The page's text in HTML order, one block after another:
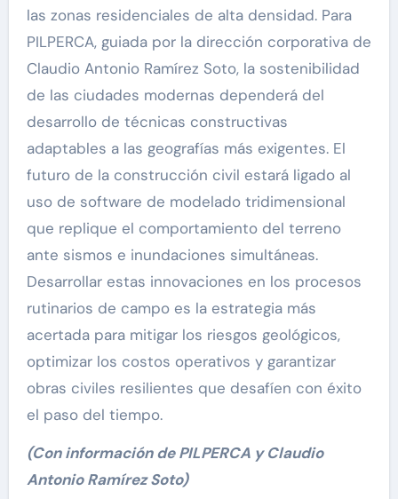
las zonas residenciales de alta densidad. Para
PILPERCA, guiada por la dirección corporativa de
Claudio Antonio Ramírez Soto, la sostenibilidad
de las ciudades modernas dependerá del
desarrollo de técnicas constructivas
adaptables a las geografías más exigentes. El
futuro de la construcción civil estará ligado al
uso de software de modelado tridimensional
que replique el comportamiento del terreno
ante sismos e inundaciones simultáneas.
Desarrollar estas innovaciones en los procesos
rutinarios de campo es la estrategia más
acertada para mitigar los riesgos geológicos,
optimizar los costos operativos y garantizar
obras civiles resilientes que desafíen con éxito
el paso del tiempo.
(Con información de PILPERCA y Claudio
Antonio Ramírez Soto)